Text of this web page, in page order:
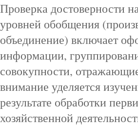
Проверка достоверности
уровней обобщения
объединение) включает
информации,
совокупности,
внимание уделяется
результате обработки
хозяйственной